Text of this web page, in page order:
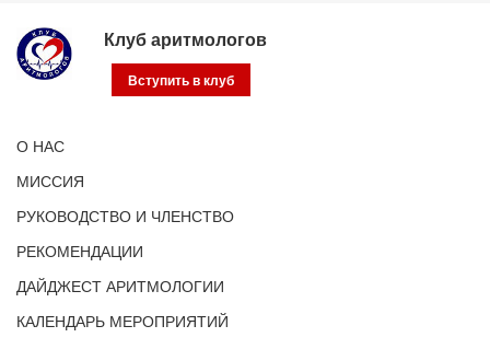
Клуб аритмологов
Вступить в клуб
О НАС
МИССИЯ
РУКОВОДСТВО И ЧЛЕНСТВО
РЕКОМЕНДАЦИИ
ДАЙДЖЕСТ АРИТМОЛОГИИ
КАЛЕНДАРЬ МЕРОПРИЯТИЙ